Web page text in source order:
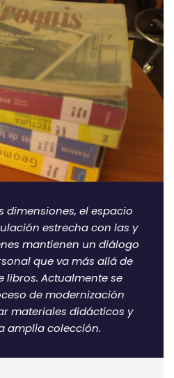
dimensiones, el espacio
estrecha con las y
mantienen un diálogo
que va más allá de
libros. Actualmente se
de modernización
materiales didácticos y
amplia colección.